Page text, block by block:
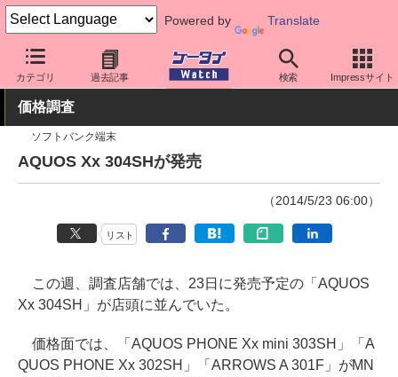
Powered by Translate
カテゴリ 過去記事 検索 Impressサイト
ケータイ Watch 業界動向 調査
価格調査
ソフトバンク端末
AQUOS Xx 304SHが発売
（2014/5/23 06:00）
リスト
この週、調査店舗では、23日に発売予定の「AQUOS
Xx 304SH」が店頭に並んでいた。
価格面では、「AQUOS PHONE Xx mini 303SH」「A
QUOS PHONE Xx 302SH」「ARROWS A 301F」がMN